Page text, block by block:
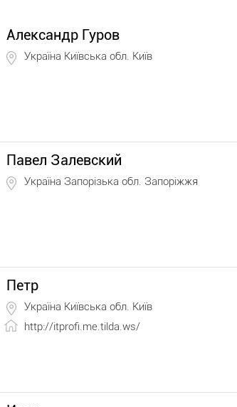
Александр Гуров
Україна Київська обл. Київ
Павел Залевский
Україна Запорізька обл. Запоріжжя
Петр
Україна Київська обл. Київ
http://itprofi.me.tilda.ws/